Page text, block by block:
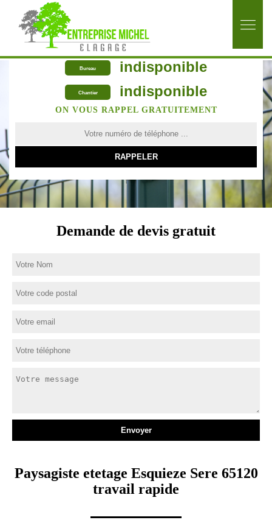
Bureau indisponible
Chantier indisponible
ON VOUS RAPPEL GRATUITEMENT
Demande de devis gratuit
Paysagiste etetage Esquieze Sere 65120
travail rapide